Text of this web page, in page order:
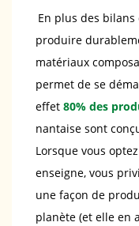
En plus des bilans
produire
matériaux
permet de se
effet 80% des
nantaise sont
Lorsque vous
enseigne, vous
une façon de
planète (et elle en